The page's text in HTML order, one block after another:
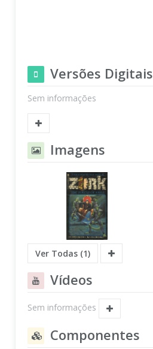
Versões Digitais
Sem informações
Imagens
Ver Todas (1)
Vídeos
Sem informações
Componentes